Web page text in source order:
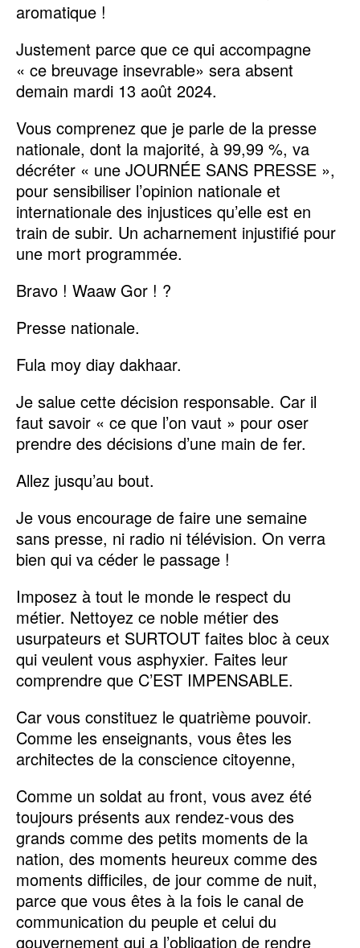
aromatique !
Justement parce que ce qui accompagne
« ce breuvage insevrable» sera absent
demain mardi 13 août 2024.
Vous comprenez que je parle de la presse
nationale, dont la majorité, à 99,99 %, va
décréter « une JOURNÉE SANS PRESSE »,
pour sensibiliser l’opinion nationale et
internationale des injustices qu’elle est en
train de subir. Un acharnement injustifié pour
une mort programmée.
Bravo ! Waaw Gor ! ?
Presse nationale.
Fula moy diay dakhaar.
Je salue cette décision responsable. Car il
faut savoir « ce que l’on vaut » pour oser
prendre des décisions d’une main de fer.
Allez jusqu’au bout.
Je vous encourage de faire une semaine
sans presse, ni radio ni télévision. On verra
bien qui va céder le passage !
Imposez à tout le monde le respect du
métier. Nettoyez ce noble métier des
usurpateurs et SURTOUT faites bloc à ceux
qui veulent vous asphyxier. Faites leur
comprendre que C’EST IMPENSABLE.
Car vous constituez le quatrième pouvoir.
Comme les enseignants, vous êtes les
architectes de la conscience citoyenne,
Comme un soldat au front, vous avez été
toujours présents aux rendez-vous des
grands comme des petits moments de la
nation, des moments heureux comme des
moments difficiles, de jour comme de nuit,
parce que vous êtes à la fois le canal de
communication du peuple et celui du
gouvernement qui a l’obligation de rendre